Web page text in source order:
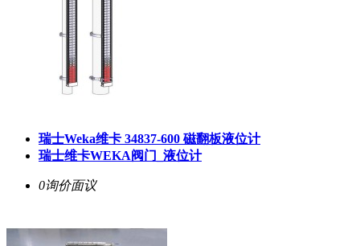
瑞士Weka维卡 34837-600 磁翻板液位计
瑞士维卡WEKA阀门_液位计
0询价面议